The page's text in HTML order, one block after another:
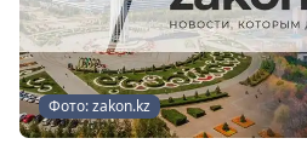
Фото: zakon.kz